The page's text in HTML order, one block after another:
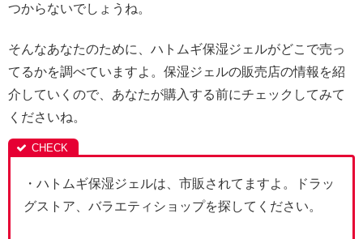
つからないでしょうね。
そんなあなたのために、ハトムギ保湿ジェルがどこで売っ
てるかを調べていますよ。保湿ジェルの販売店の情報を紹
介していくので、あなたが購入する前にチェックしてみて
くださいね。
・ハトムギ保湿ジェルは、市販されてますよ。ドラッ
グストア、バラエティショップを探してください。